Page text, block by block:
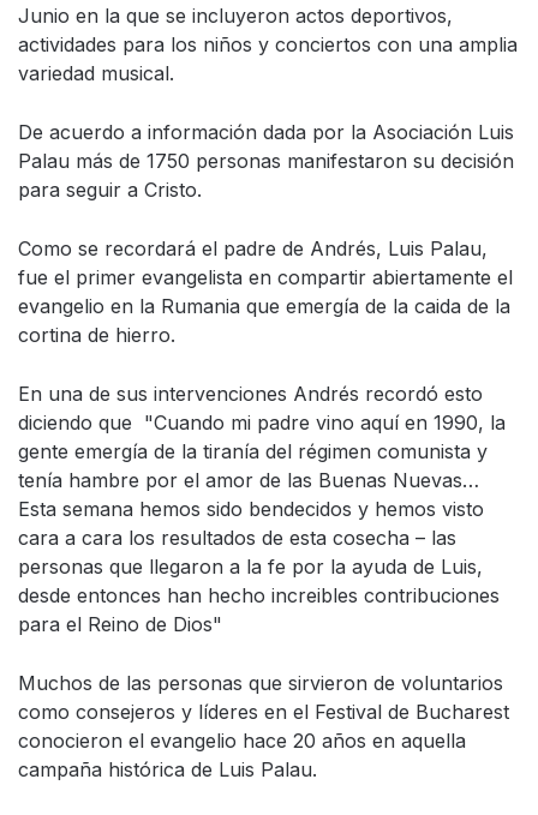
Junio en la que se incluyeron actos deportivos,
actividades para los niños y conciertos con una amplia
variedad musical.
De acuerdo a información dada por la Asociación Luis
Palau más de 1750 personas manifestaron su decisión
para seguir a Cristo.
Como se recordará el padre de Andrés, Luis Palau,
fue el primer evangelista en compartir abiertamente el
evangelio en la Rumania que emergía de la caida de la
cortina de hierro.
En una de sus intervenciones Andrés recordó esto
diciendo que "Cuando mi padre vino aquí en 1990, la
gente emergía de la tiranía del régimen comunista y
tenía hambre por el amor de las Buenas Nuevas…
Esta semana hemos sido bendecidos y hemos visto
cara a cara los resultados de esta cosecha – las
personas que llegaron a la fe por la ayuda de Luis,
desde entonces han hecho increibles contribuciones
para el Reino de Dios"
Muchos de las personas que sirvieron de voluntarios
como consejeros y líderes en el Festival de Bucharest
conocieron el evangelio hace 20 años en aquella
campaña histórica de Luis Palau.